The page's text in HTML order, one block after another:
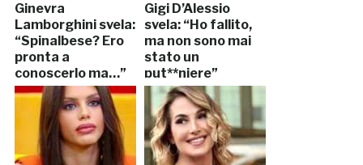
Ginevra
Lamborghini svela:
“Spinalbese? Ero
pronta a
conoscerlo ma…”
Gigi D’Alessio
svela: “Ho fallito,
ma non sono mai
stato un
put**niere”